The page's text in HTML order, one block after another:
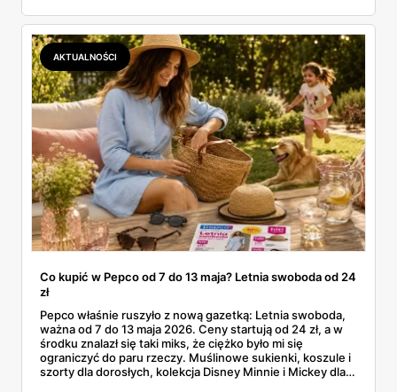
Zebrałam to, co naprawdę warto rozważyć na ten sezon
— dla czworonoga w domu i dla całej rodziny nad wodą.
AKTUALNOŚCI
Co kupić w Pepco od 7 do 13 maja? Letnia swoboda od 24
zł
Pepco właśnie ruszyło z nową gazetką: Letnia swoboda,
ważna od 7 do 13 maja 2026. Ceny startują od 24 zł, a w
środku znalazł się taki miks, że ciężko było mi się
ograniczyć do paru rzeczy. Muślinowe sukienki, koszule i
szorty dla dorosłych, kolekcja Disney Minnie i Mickey dla